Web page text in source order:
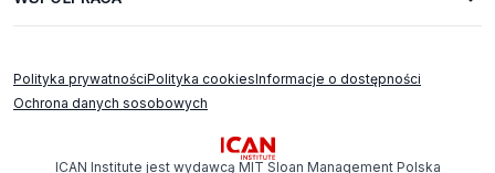
Polityka prywatnościPolityka cookiesInformacje o dostępności
Ochrona danych sosobowych
ICAN Institute jest wydawcą MIT Sloan Management Polska